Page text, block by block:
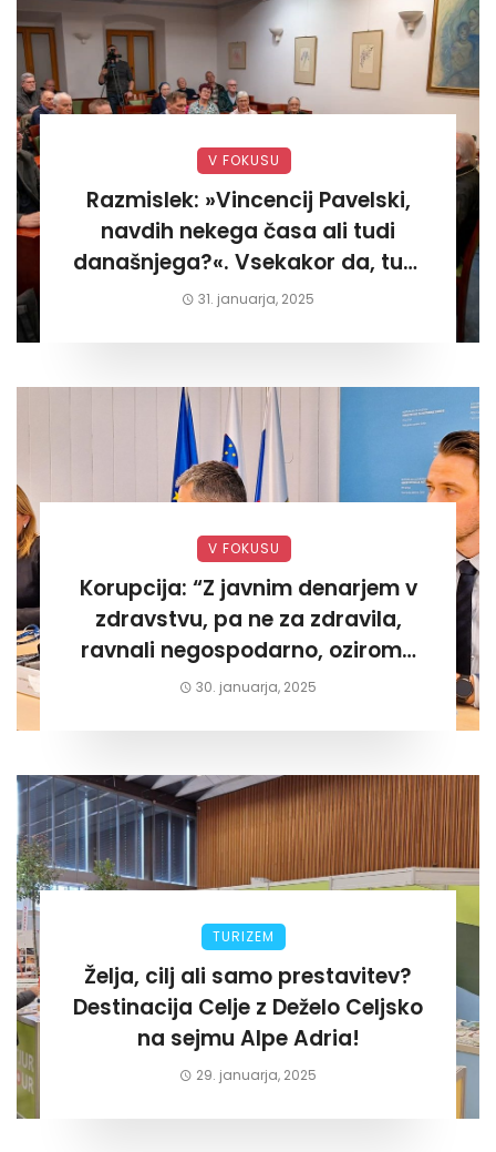
V FOKUSU
Razmislek: »Vincencij Pavelski,
navdih nekega časa ali tudi
današnjega?«. Vsekakor da, tudi
današnjega«
31. januarja, 2025
V FOKUSU
Korupcija: “Z javnim denarjem v
zdravstvu, pa ne za zdravila,
ravnali negospodarno, oziroma
za lastni žep. Tokrat na Žalskem«
30. januarja, 2025
TURIZEM
Želja, cilj ali samo prestavitev?
Destinacija Celje z Deželo Celjsko
na sejmu Alpe Adria!
29. januarja, 2025